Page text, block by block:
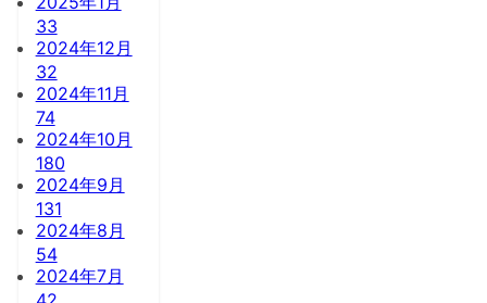
33
2024年12月
32
2024年11月
74
2024年10月
180
2024年9月
131
2024年8月
54
2024年7月